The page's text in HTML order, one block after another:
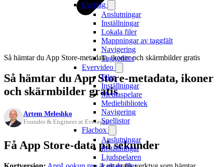
Evertag
Anslutningar
Inställningar
Lokala filer
Mappningar av taggfält
Navigering
Taggeditor
Evervideo
Filer
Inställningar
Mediaspelare
Mediebibliotek
Navigering
Spellistor
Flacbox
Anslutningar
Inställningar
Ljudspelaren
Så hämtar du App Store-metadata, ikoner och skärmbilder gratis
Så hämtar du App Store-metadata, ikoner
och skärmbilder gratis
Artem Meleshko
Founder & Engineer at Everappz
Få App Store-data på sekunder